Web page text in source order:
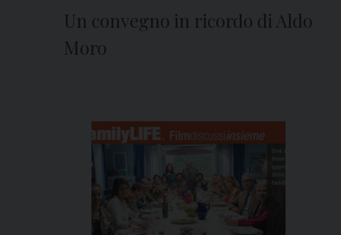
Un convegno in ricordo di Aldo
Moro